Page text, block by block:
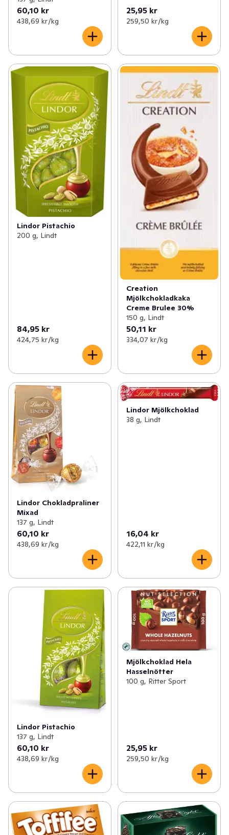
60,10 kr
438,69 kr /kg
25,95 kr
259,50 kr /kg
Lindor Pistachio
200 g, Lindt
84,95 kr
424,75 kr /kg
Creation
Mjölkchokladkaka
Creme Brulee 30%
150 g, Lindt
50,11 kr
334,07 kr /kg
Lindor Chokladpraliner
Mixad
137 g, Lindt
60,10 kr
438,69 kr /kg
Lindor Mjölkchoklad
38 g, Lindt
16,04 kr
422,11 kr /kg
Lindor Pistachio
137 g, Lindt
60,10 kr
438,69 kr /kg
Mjölkchoklad Hela
Hasselnötter
100 g, Ritter Sport
25,95 kr
259,50 kr /kg